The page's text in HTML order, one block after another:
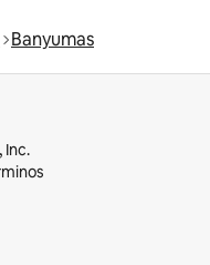
Banyumas
Inc.